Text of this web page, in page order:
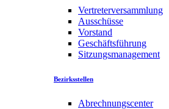
Vertreterversammlung
Ausschüsse
Vorstand
Geschäftsführung
Sitzungsmanagement
Bezirksstellen
Abrechnungscenter